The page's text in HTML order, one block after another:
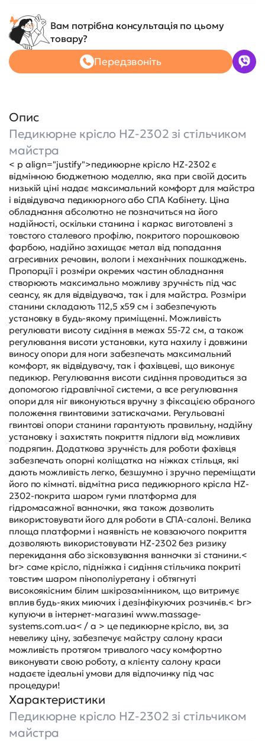
Вам потрібна консультація по цьому
товару?
Передзвоніть
Опис
Педикюрне крісло HZ-2302 зі стільчиком
майстра
< p align="justify">педикюрне крісло HZ-2302 є
відмінною бюджетною моделлю, яка при своїй досить
низькій ціні надає максимальний комфорт для майстра
і відвідувача педикюрного або СПА Кабінету. Ціна
обладнання абсолютно не позначиться на його
надійності, оскільки станина і каркас виготовлені з
товстого сталевого профілю, покритого порошковою
фарбою, надійно захищає метал від попадання
агресивних речовин, вологи і механічних пошкоджень.
Пропорції і розміри окремих частин обладнання
створюють максимально можливу зручність під час
сеансу, як для відвідувача, так і для майстра. Розміри
станини складають 112,5 х59 см і забезпечують
установку в будь-якому приміщенні. Можливість
регулювати висоту сидіння в межах 55-72 см, а також
регулювання висоти установки, кута нахилу і довжини
виносу опори для ноги забезпечать максимальний
комфорт, як відвідувачу, так і фахівцеві, що виконує
педикюр. Регулювання висоти сидіння проводиться за
допомогою гідравлічної системи, а все регулювання
опори для ніг виконуються вручну з фіксацією обраного
положення гвинтовими затискачами. Регульовані
гвинтові опори станини гарантують правильну, надійну
установку і захистять покриття підлоги від можливих
подряпин. Додаткова зручність для роботи фахівця
забезпечать опорні коліщатка на ніжках стільця, які
дають можливість легко, безшумно і зручно переміщати
його по кімнаті. відмітна риса педикюрного крісла HZ-
2302-покрита шаром гуми платформа для
гідромасажної ванночки, яка також дозволить
використовувати його для роботи в СПА-салоні. Велика
площа платформи і наявність не ковзаючого покриття
дозволяють використовувати HZ-2302 без ризику
перекидання або зісковзування ванночки зі станини.<
br> саме крісло, підніжка і сидіння стільчика покриті
товстим шаром пінополіуретану і обтягнуті
високоякісним білим шкірозамінником, що витримує
вплив будь-яких миючих і дезінфікуючих розчинів.< br>
купуючи в інтернет-магазиніwww.massage-
systems.com.ua< / a > це педикюрне крісло, ви, за
невелику ціну, забезпечує майстру салону краси
можливість протягом тривалого часу комфортно
виконувати свою роботу, а клієнту салону краси
надаєте ідеальні умови для відпочинку під час
процедури!
Характеристики
Педикюрне крісло HZ-2302 зі стільчиком
майстра